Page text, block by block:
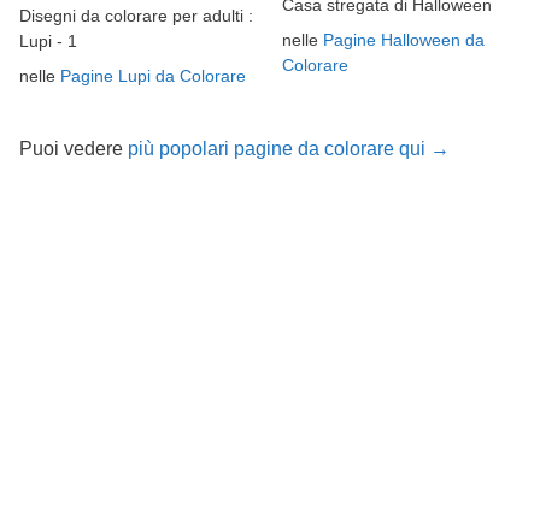
Disegni da colorare per adulti :
Lupi - 1
nelle Pagine Lupi da Colorare
Casa stregata di Halloween
nelle Pagine Halloween da
Colorare
Puoi vedere più popolari pagine da colorare qui →